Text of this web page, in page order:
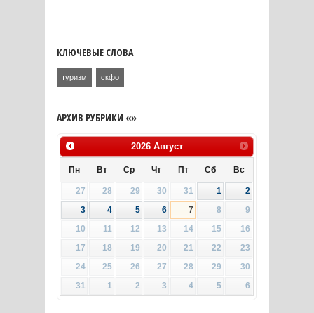
КЛЮЧЕВЫЕ СЛОВА
туризм скфо
АРХИВ РУБРИКИ «»
2026 Август
Пн Вт Ср Чт Пт Сб Вс
27 28 29 30 31 1
2
3
4 5 6 7 8
9
10
11 12 13 14 15
16
17
18 19 20 21 22
23
24
25 26 27 28 29
30
31
1 2 3 4 5 6